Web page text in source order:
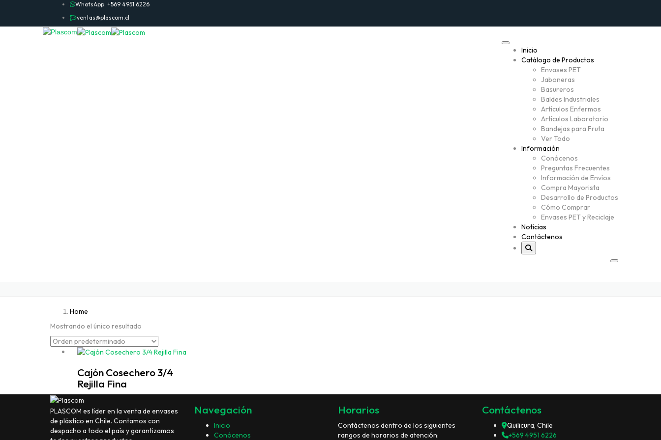
WhatsApp: +569 4951 6226
ventas@plascom.cl
Inicio
Catálogo de Productos
Envases PET
Jaboneras
Basureros
Baldes Industriales
Artículos Enfermos
Artículos Laboratorio
Bandejas para Fruta
Ver Todo
Información
Conócenos
Preguntas Frecuentes
Información de Envíos
Compra Mayorista
Desarrollo de Productos
Cómo Comprar
Envases PET y Reciclaje
Noticias
Contáctenos
Home
Mostrando el único resultado
Cajón Cosechero 3/4
Rejilla Fina
PLASCOM es líder en la venta de envases
de plástico en Chile. Contamos con
despacho a todo el país y garantizamos
Navegación
Inicio
Conócenos
Horarios
Contáctenos dentro de los siguientes
rangos de horarios de atención:
Contáctenos
Quilicura, Chile
+569 4951 6226